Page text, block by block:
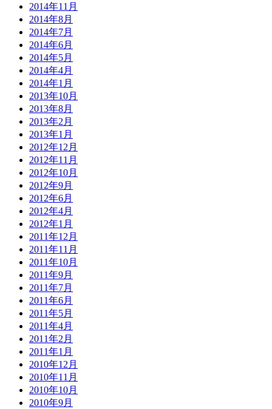
2014年11月
2014年8月
2014年7月
2014年6月
2014年5月
2014年4月
2014年1月
2013年10月
2013年8月
2013年2月
2013年1月
2012年12月
2012年11月
2012年10月
2012年9月
2012年6月
2012年4月
2012年1月
2011年12月
2011年11月
2011年10月
2011年9月
2011年7月
2011年6月
2011年5月
2011年4月
2011年2月
2011年1月
2010年12月
2010年11月
2010年10月
2010年9月